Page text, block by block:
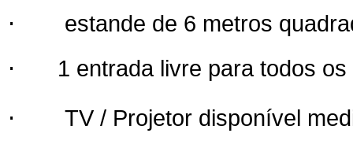
· estande de 6 metros
· 1 entrada livre para todos
· TV / Projetor disponível